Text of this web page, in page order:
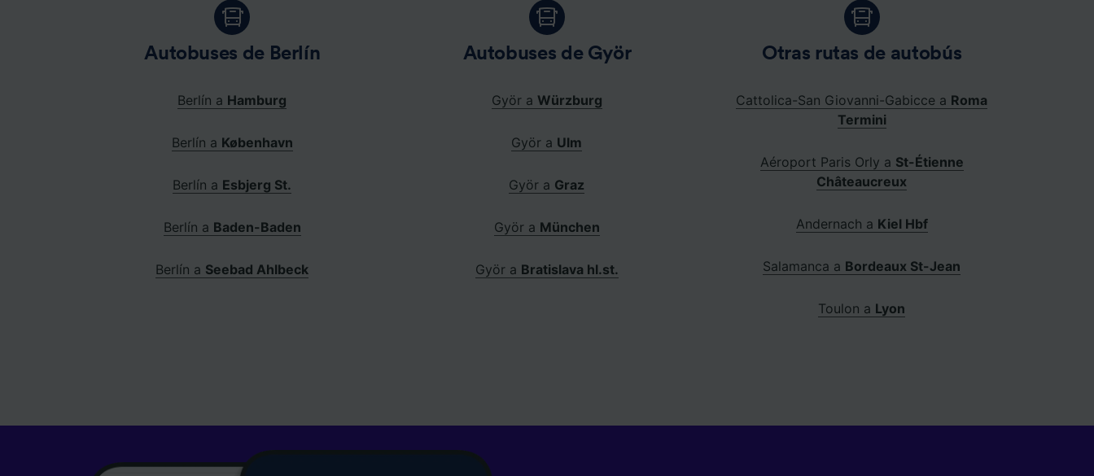
Autobuses de Berlín
Berlín a Hamburg
Berlín a København
Berlín a Esbjerg St.
Berlín a Baden-Baden
Berlín a Seebad Ahlbeck
Autobuses de Györ
Györ a Würzburg
Györ a Ulm
Györ a Graz
Györ a München
Györ a Bratislava hl.st.
Otras rutas de autobús
Cattolica-San Giovanni-Gabicce a Roma
Termini
Aéroport Paris Orly a St-Étienne
Châteaucreux
Andernach a Kiel Hbf
Salamanca a Bordeaux St-Jean
Toulon a Lyon